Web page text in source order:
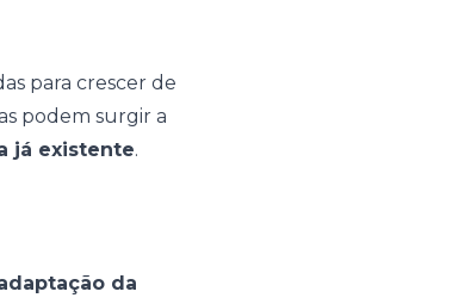
para crescer de
podem surgir a
já existente.
da